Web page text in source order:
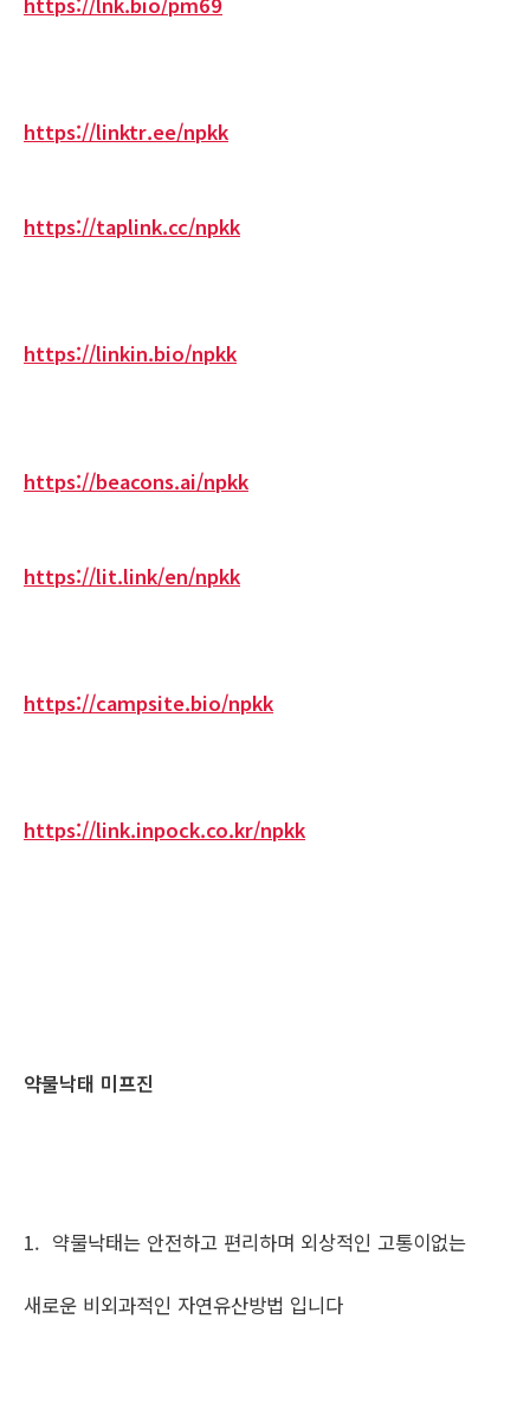
https://linktr.ee/npkk
https://taplink.cc/npkk
https://linkin.bio/npkk
https://beacons.ai/npkk
https://lit.link/en/npkk
https://campsite.bio/npkk
https://link.inpock.co.kr/npkk
약물낙태 미프진
1. 약물낙태는 안전하고 편리하며 외상적인 고통이없는
새로운 비외과적인 자연유산방법 입니다